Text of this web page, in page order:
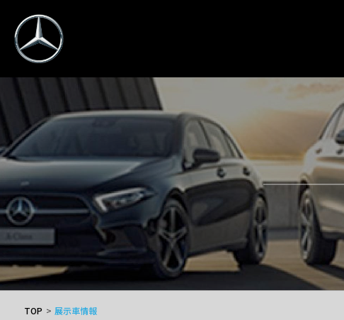
TOP 展示車情報